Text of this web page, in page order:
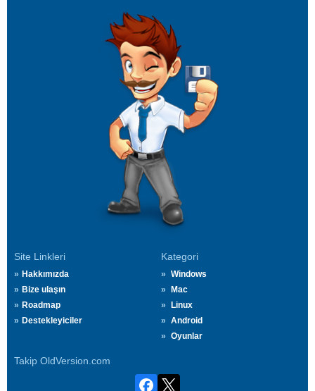
Site Linkleri
Hakkımızda
Bize ulaşın
Roadmap
Destekleyiciler
Kategori
Windows
Mac
Linux
Android
Oyunlar
Takip OldVersion.com